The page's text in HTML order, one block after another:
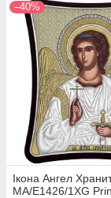
–40%
Ікона Ангел
MA/E1426/1XG